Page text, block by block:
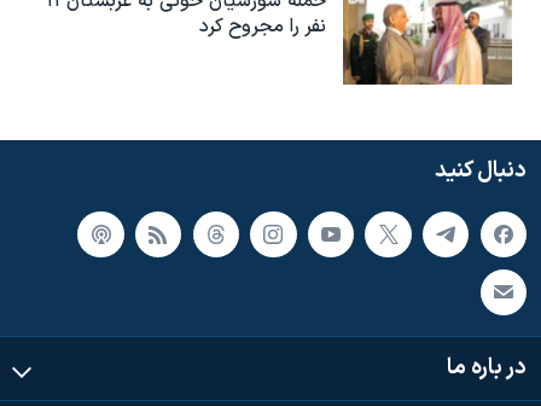
نفر را مجروح کرد
دنبال کنید
در باره ما